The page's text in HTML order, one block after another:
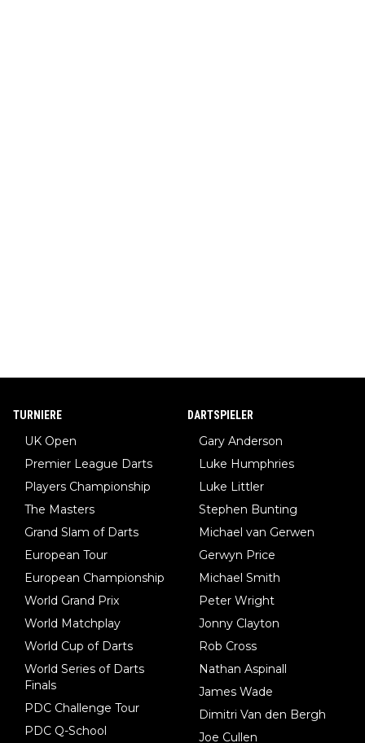
TURNIERE
UK Open
Premier League Darts
Players Championship
The Masters
Grand Slam of Darts
European Tour
European Championship
World Grand Prix
World Matchplay
World Cup of Darts
World Series of Darts
Finals
PDC Challenge Tour
PDC Q-School
DARTSPIELER
Gary Anderson
Luke Humphries
Luke Littler
Stephen Bunting
Michael van Gerwen
Gerwyn Price
Michael Smith
Peter Wright
Jonny Clayton
Rob Cross
Nathan Aspinall
James Wade
Dimitri Van den Bergh
Joe Cullen